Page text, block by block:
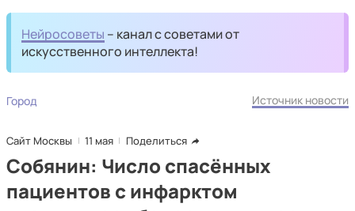
Нейросоветы – канал с советами от
искусственного интеллекта!
Город Источник новости
Сайт Москвы 11 мая Поделиться
Собянин: Число спасённых
пациентов с инфарктом